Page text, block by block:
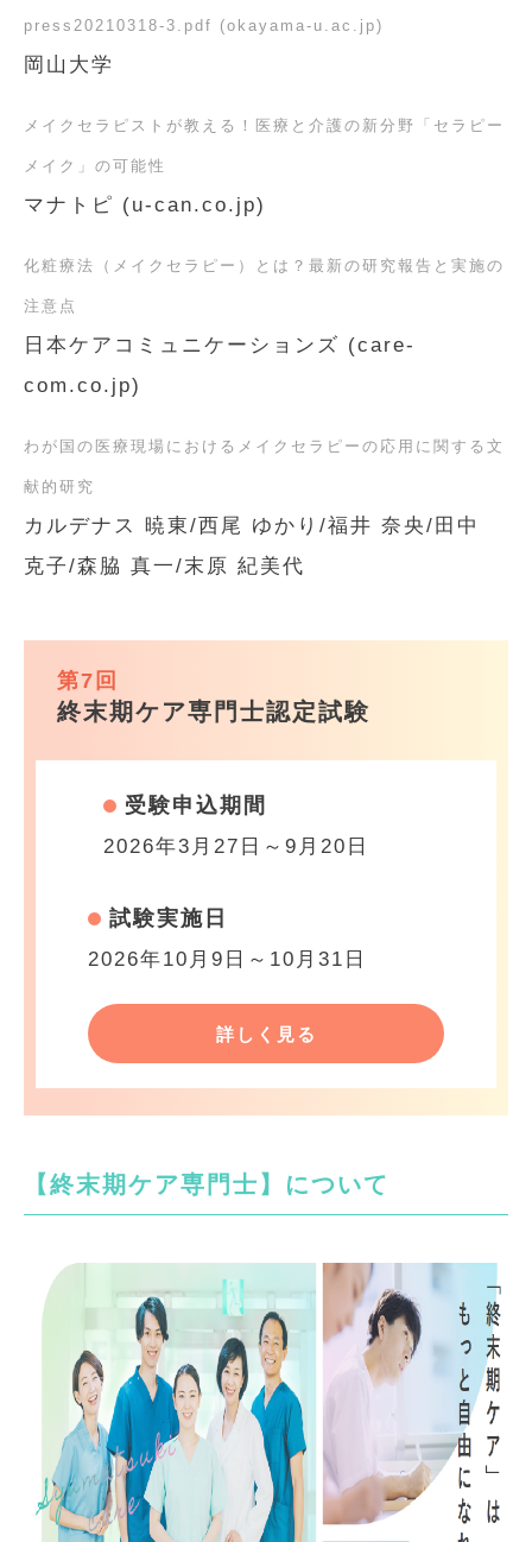
press20210318-3.pdf (okayama-u.ac.jp)
岡山大学
メイクセラピストが教える！医療と介護の新分野「セラピー
メイク」の可能性
マナトピ (u-can.co.jp)
化粧療法（メイクセラピー）とは？最新の研究報告と実施の
注意点
日本ケアコミュニケーションズ (care-
com.co.jp)
わが国の医療現場におけるメイクセラピーの応用に関する文
献的研究
カルデナス 暁東/西尾 ゆかり/福井 奈央/田中
克子/森脇 真一/末原 紀美代
第7回
終末期ケア専門士認定試験
受験申込期間
2026年3月27日～9月20日
試験実施日
2026年10月9日～10月31日
詳しく見る
【終末期ケア専門士】について